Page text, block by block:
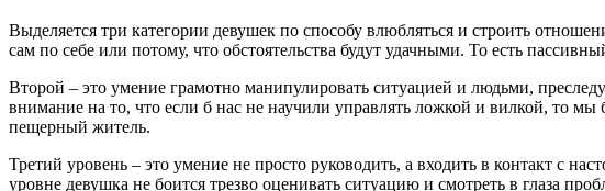
Выделяется три категории девушек по способу влюбляться и строить
сам по себе или потому, что обстоятельства будут удачными. То есть
Второй – это умение грамотно манипулировать ситуацией и людьми,
внимание на то, что если б нас не научили управлять ложкой и вилкой, то
пещерный житель.
Третий уровень – это умение не просто руководить, а входить в контакт с
уровне девушка не боится трезво оценивать ситуацию и смотреть в глаза